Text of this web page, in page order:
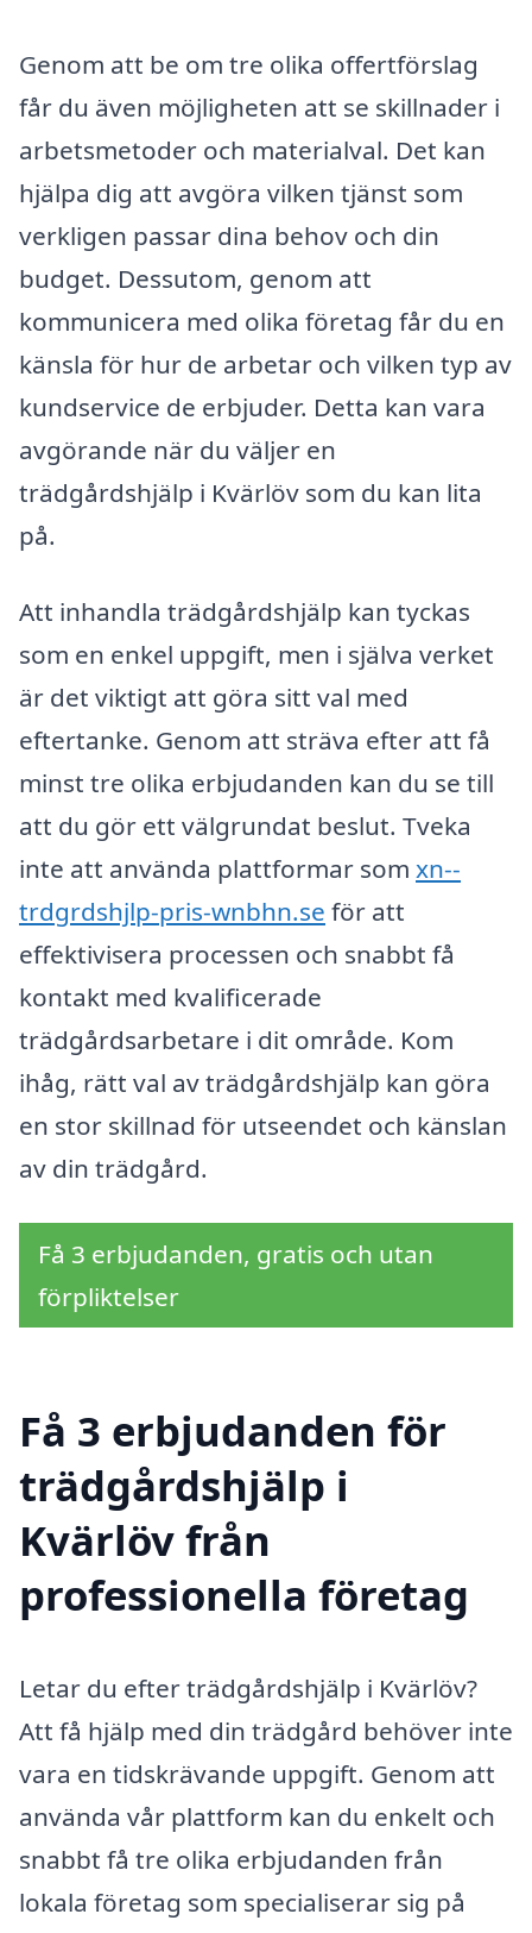
Genom att be om tre olika offertförslag
får du även möjligheten att se skillnader i
arbetsmetoder och materialval. Det kan
hjälpa dig att avgöra vilken tjänst som
verkligen passar dina behov och din
budget. Dessutom, genom att
kommunicera med olika företag får du en
känsla för hur de arbetar och vilken typ av
kundservice de erbjuder. Detta kan vara
avgörande när du väljer en
trädgårdshjälp i Kvärlöv som du kan lita
på.
Att inhandla trädgårdshjälp kan tyckas
som en enkel uppgift, men i själva verket
är det viktigt att göra sitt val med
eftertanke. Genom att sträva efter att få
minst tre olika erbjudanden kan du se till
att du gör ett välgrundat beslut. Tveka
inte att använda plattformar som xn--
trdgrdshjlp-pris-wnbhn.se för att
effektivisera processen och snabbt få
kontakt med kvalificerade
trädgårdsarbetare i dit område. Kom
ihåg, rätt val av trädgårdshjälp kan göra
en stor skillnad för utseendet och känslan
av din trädgård.
Få 3 erbjudanden, gratis och utan
förpliktelser
Få 3 erbjudanden för
trädgårdshjälp i
Kvärlöv från
professionella företag
Letar du efter trädgårdshjälp i Kvärlöv?
Att få hjälp med din trädgård behöver inte
vara en tidskrävande uppgift. Genom att
använda vår plattform kan du enkelt och
snabbt få tre olika erbjudanden från
lokala företag som specialiserar sig på